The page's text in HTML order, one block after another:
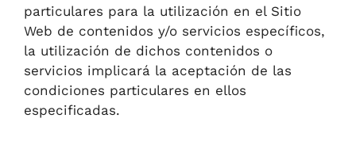
particulares para la utilización en el Sitio
Web de contenidos y/o servicios específicos,
la utilización de dichos contenidos o
servicios implicará la aceptación de las
condiciones particulares en ellos
especificadas.